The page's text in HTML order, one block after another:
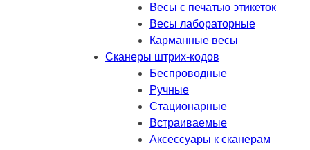
Весы с печатью этикеток
Весы лабораторные
Карманные весы
Сканеры штрих-кодов
Беспроводные
Ручные
Стационарные
Встраиваемые
Аксессуары к сканерам